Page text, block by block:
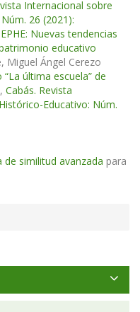
Internacional sobre
26 (2021):
Nuevas tendencias
educativo
Miguel Ángel Cerezo
última escuela” de
, Cabás. Revista
Educativo: Núm.
de similitud avanzada para